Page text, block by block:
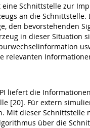
eine Schnittstelle zur
an die
den bevorstehenden
in dieser Situation
relevanten
liefert die
[20]. Für extern
Mit dieser
über die